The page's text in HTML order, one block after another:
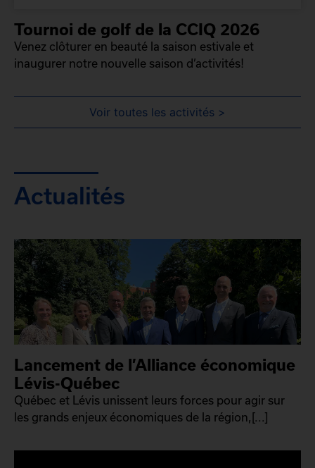
Tournoi de golf de la CCIQ 2026
Venez clôturer en beauté la saison estivale et
inaugurer notre nouvelle saison d’activités!
Voir toutes les activités >
Actualités
Lancement de l’Alliance économique
Lévis-Québec
Québec et Lévis unissent leurs forces pour agir sur
les grands enjeux économiques de la région,[...]